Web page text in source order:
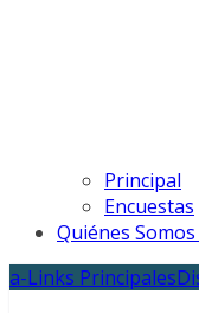
Principal
Encuestas
Quiénes
a-Links Principales